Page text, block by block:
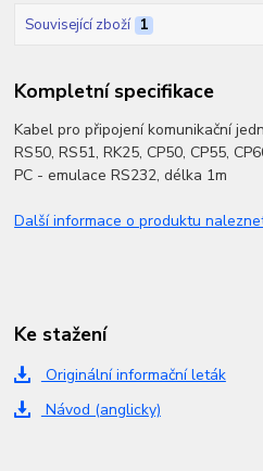
Související zboží 1
Kompletní specifikace
Kabel pro připojení komunikační
RS50, RS51, RK25, CP50, CP55,
PC - emulace RS232, délka 1m
Další informace o produktu
Ke stažení
Originální informační leták
Návod (anglicky)